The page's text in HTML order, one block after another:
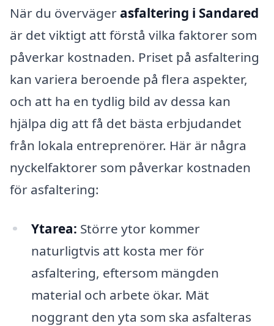
När du överväger asfaltering i Sandared
är det viktigt att förstå vilka faktorer som
påverkar kostnaden. Priset på asfaltering
kan variera beroende på flera aspekter,
och att ha en tydlig bild av dessa kan
hjälpa dig att få det bästa erbjudandet
från lokala entreprenörer. Här är några
nyckelfaktorer som påverkar kostnaden
för asfaltering:
Ytarea: Större ytor kommer
naturligtvis att kosta mer för
asfaltering, eftersom mängden
material och arbete ökar. Mät
noggrant den yta som ska asfalteras